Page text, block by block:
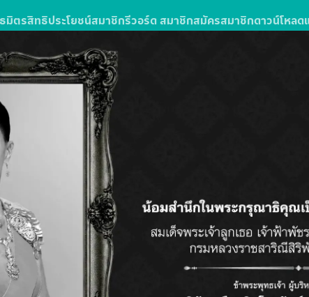
มิตรสิทธิประโยชน์สมาชิกรีวอร์ด สมาชิกสมัครสมาชิกดาวน์โหลด
สินค้าหรือบริการในโลตัสส์มอลล์
ส โกเฟรช ลุ้นรับแพ็กเกจทัวร์
คืน จำนวน 10 รางวัล รางวัลละ